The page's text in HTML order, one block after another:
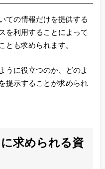
ての情報だけを提供する
を利用することによって
とも求められます。
うに役立つのか、どのよ
提示することが求められ
求められる資